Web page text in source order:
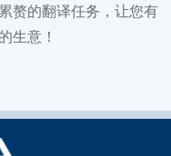
赘的翻译任务，让您有
生意！